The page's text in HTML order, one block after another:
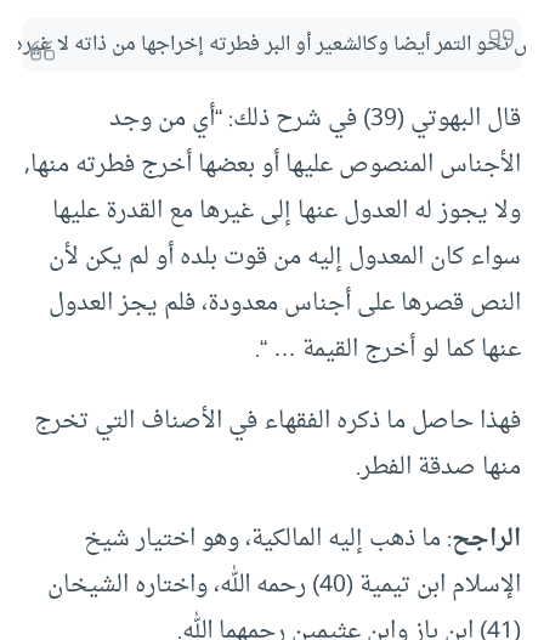
نحو التمر أيضا وكالشعير أو البر فطرته إخراجها من ذاته لا غيره
قال البهوتي (39) في شرح ذلك: “أي من وجد
الأجناس المنصوص عليها أو بعضها أخرج فطرته منها,
ولا يجوز له العدول عنها إلى غيرها مع القدرة عليها
سواء كان المعدول إليه من قوت بلده أو لم يكن لأن
النص قصرها على أجناس معدودة، فلم يجز العدول
عنها كما لو أخرج القيمة … “.
فهذا حاصل ما ذكره الفقهاء في الأصناف التي تخرج
منها صدقة الفطر.
الراجح: ما ذهب إليه المالكية، وهو اختيار شيخ
الإسلام ابن تيمية (40) رحمه الله، واختاره الشيخان